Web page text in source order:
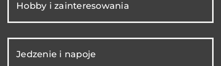
Hobby i zainteresowania
Jedzenie i napoje